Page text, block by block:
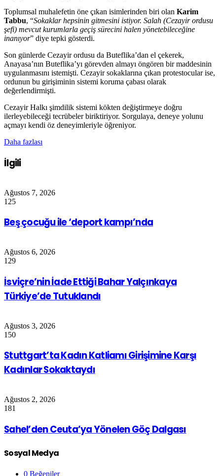
Toplumsal muhalefetin öne çıkan isimlerinden biri olan Karim
Tabbu, “Sokaklar hepsinin gitmesini istiyor. Salah (Cezayir ordusu
şefi) mevcut kurumlarla geçiş sürecini halen yönetebileceğine
inanıyor” diye tepki gösterdi.
Son günlerde Cezayir ordusu da Buteflika’dan el çekerek,
Anayasa’nın Buteflika’yı görevden almayı öngören bir maddesinin
uygulanmasını istemişti. Cezayir sokaklarına çıkan protestocular ise,
ordunun bu girişiminin sistemi koruma çabası olarak
değerlendirmişti.
Cezayir Halkı şimdilik sistemi kökten değiştirmeye doğru
ilerleyebileceği tecrübeler biriktiriyor. Sorgulaya, deneye yolunu
açmayı kendi öz deneyimleriyle öğreniyor.
Daha fazlası
İlgili
Ağustos 7, 2026
125
Beş çocuğu ile ‘deport kampı’nda
Ağustos 6, 2026
129
İsviçre’nin İade Ettiği Bahar Yalçınkaya
Türkiye’de Tutuklandı
Ağustos 3, 2026
150
Stuttgart’ta Kadın Katliamı Girişimine Karşı
Kadınlar Sokaktaydı
Ağustos 2, 2026
181
Sahel’den Ceuta’ya Yönelen Göç Dalgası
Sosyal Medya
0 Beğeniler